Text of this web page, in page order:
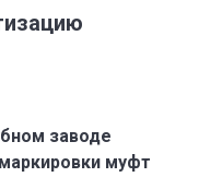
заводе
муфт